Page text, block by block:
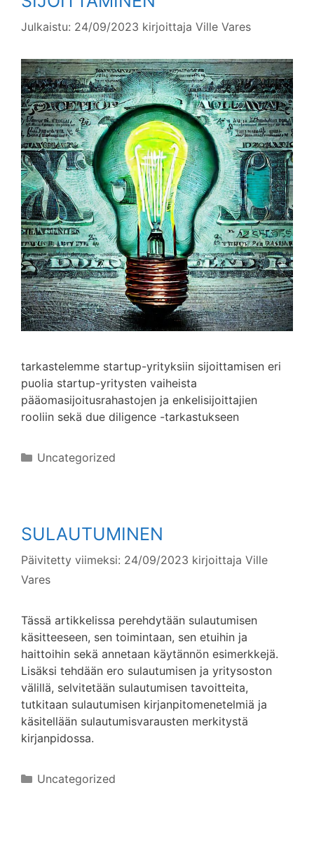
Julkaistu: 24/09/2023 kirjoittaja Ville Vares
tarkastelemme startup-yrityksiin sijoittamisen eri
puolia startup-yritysten vaiheista
pääomasijoitusrahastojen ja enkelisijoittajien
rooliin sekä due diligence -tarkastukseen
Kategoriat
Uncategorized
SULAUTUMINEN
Päivitetty viimeksi: 24/09/2023 kirjoittaja Ville
Vares
Tässä artikkelissa perehdytään sulautumisen
käsitteeseen, sen toimintaan, sen etuihin ja
haittoihin sekä annetaan käytännön esimerkkejä.
Lisäksi tehdään ero sulautumisen ja yritysoston
välillä, selvitetään sulautumisen tavoitteita,
tutkitaan sulautumisen kirjanpitomenetelmiä ja
käsitellään sulautumisvarausten merkitystä
kirjanpidossa.
Kategoriat
Uncategorized